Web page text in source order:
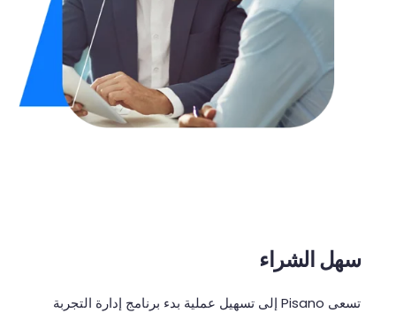
سهل الشراء
تسعى إلى تسهيل عملية بدء برنامج إدارة التجربة